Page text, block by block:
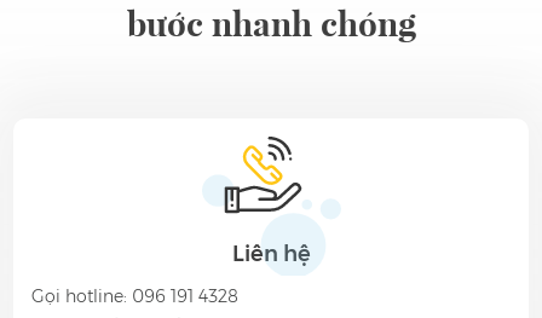
bước nhanh chóng
Liên hệ
Gọi hotline: 096 191 4328